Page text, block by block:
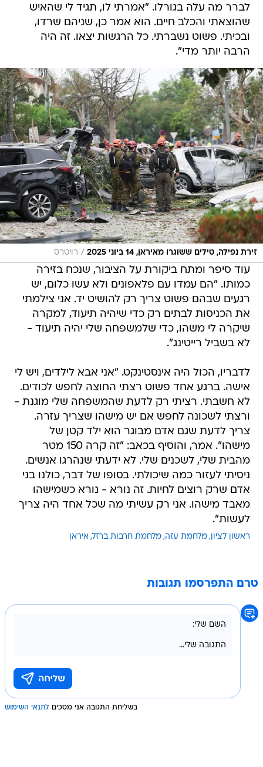
לברר מה עלה בגורלו. "אמרתי לו, תגיד לי שהאיש
שהוצאתי והכלב חיים. הוא אמר כן, שניהם שרדו,
ובכיתי. פשוט נשברתי. כל הרגשות יצאו. זה היה
הרבה יותר מדי".
זירת נפילה, טילים ששוגרו מאיראן, 14 ביוני 2025 / רויטרס
עוד סיפר ומתח ביקורת על הציבור, שנכח בזירה
כמותו. "הם עמדו עם פלאפונים ולא עשו כלום, יש
רגעים שבהם פשוט צריך רק להושיט יד. אני צילמתי
את הכניסות לבתים רק כדי שיהיה תיעוד, למקרה
שיקרה לי משהו, כדי שלמשפחה שלי יהיה תיעוד -
לא בשביל רייטינג".
לדבריו, הכול היה אינסטינקט. "אני אבא לילדים, ויש לי
אישה. ברגע אחד פשוט רצתי החוצה לחפש לכודים.
לא חשבתי. רציתי רק לדעת שהמשפחה שלי מוגנת -
ורצתי לשכונה לחפש אם יש מישהו שצריך עזרה.
צריך לדעת שגם אדם מבוגר הוא ילד קטן של
מישהו". אמר, והוסיף בכאב: "זה קרה 150 מטר
מהבית שלי, לשכנים שלי. לא ידעתי שנהרגו אנשים.
ניסיתי לעזור כמה שיכולתי. בסופו של דבר, כולנו בני
אדם שרק רוצים לחיות. זה נורא - נורא כשמישהו
מאבד מישהו. אני רק עשיתי מה שכל אחד היה צריך
לעשות".
ראשון לציון מלחמת עזה מלחמת חרבות ברזל איראן
טרם התפרסמו תגובות
בשליחת התגובה אני מסכים לתנאי השימוש